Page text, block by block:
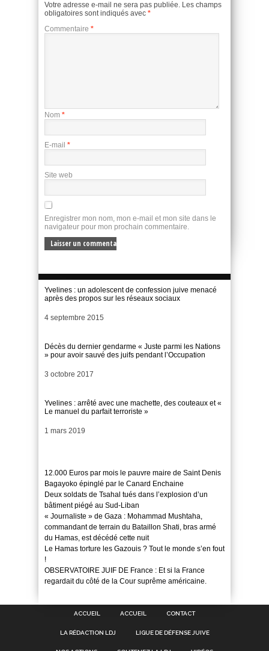
Votre adresse e-mail ne sera pas publiée. Les champs
obligatoires sont indiqués avec *
Commentaire *
Nom *
E-mail *
Site web
Enregistrer mon nom, mon e-mail et mon site dans le
navigateur pour mon prochain commentaire.
Yvelines : un adolescent de confession juive menacé
après des propos sur les réseaux sociaux
Date
4 septembre 2015
Décès du dernier gendarme « Juste parmi les Nations
» pour avoir sauvé des juifs pendant l’Occupation
Date
3 octobre 2017
Yvelines : arrêté avec une machette, des couteaux et «
Le manuel du parfait terroriste »
Date
1 mars 2019
12.000 Euros par mois le pauvre maire de Saint Denis
Bagayoko épinglé par le Canard Enchaine
Deux soldats de Tsahal tués dans l’explosion d’un
bâtiment piégé au Sud-Liban
« Journaliste » de Gaza : Mohammad Mushtaha,
commandant de terrain du Bataillon Shati, bras armé
du Hamas, est décédé cette nuit
Le Hamas torture les Gazouis ? Tout le monde s’en fout
!
OBSERVATOIRE JUIF DE France : Et si la France
regardait du côté de la Cour suprême américaine.
ACCUEIL ACCUEIL CONTACT
LA RÉDACTION LDJ LIGUE DE DÉFENSE JUIVE